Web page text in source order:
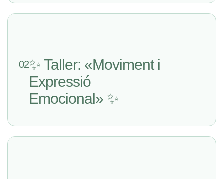
02✨ Taller: «Moviment i
Expressió
Emocional» ✨